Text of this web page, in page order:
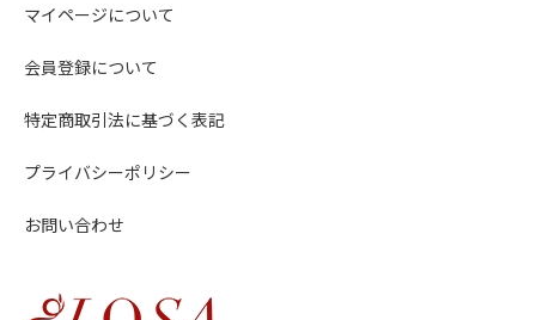
マイページについて
会員登録について
特定商取引法に基づく表記
プライバシーポリシー
お問い合わせ